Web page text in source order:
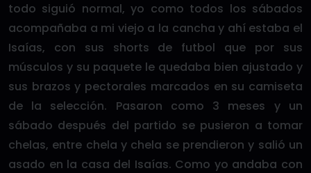
todo siguió normal, yo como todos los sábados
acompañaba a mi viejo a la cancha y ahí estaba el
Isaías, con sus shorts de futbol que por sus
músculos y su paquete le quedaba bien ajustado y
sus brazos y pectorales marcados en su camiseta
de la selección. Pasaron como 3 meses y un
sábado después del partido se pusieron a tomar
chelas, entre chela y chela se prendieron y salió un
asado en la casa del Isaías. Como yo andaba con